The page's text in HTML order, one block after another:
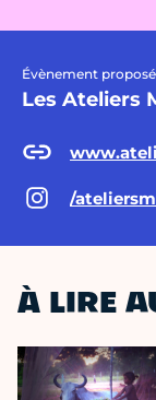
Évènement
Les Ateliers
/
À LIRE